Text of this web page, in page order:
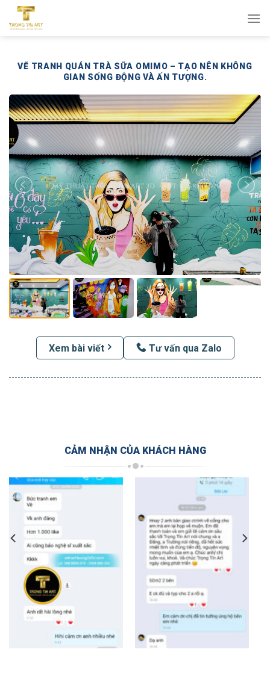
qua
VẼ TRANH QUÁN TRÀ SỮA OMIMO – TẠO NÊN KHÔNG
GIAN SỐNG ĐỘNG VÀ ẤN TƯỢNG.
Xem bài viết Tư vấn qua Zalo
CẢM NHẬN CỦA KHÁCH HÀNG